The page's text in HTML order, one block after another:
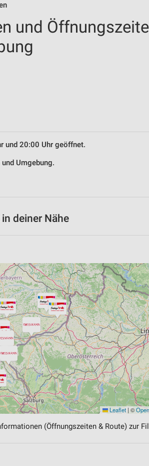
und
und 20:00 Uhr geöffnet.
Umgebung.
deiner Nähe
Leaflet | ©
(Öffnungszeiten & Route) zur